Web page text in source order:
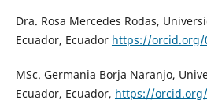
Dra. Rosa Mercedes Rodas,
Ecuador, Ecuador https://orcid.org/
MSc. Germania Borja Naranjo,
Ecuador, Ecuador, https://orcid.org/